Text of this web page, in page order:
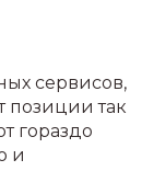
сервисов,
позиции так
гораздо
и